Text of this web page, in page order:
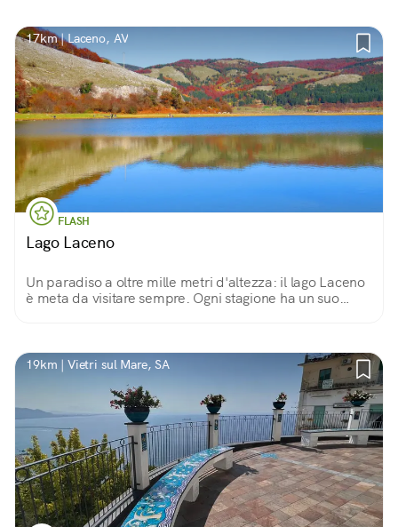
17km | Laceno, AV
FLASH
Lago Laceno
Un paradiso a oltre mille metri d'altezza: il lago Laceno
è meta da visitare sempre. Ogni stagione ha un suo
19km | Vietri sul Mare, SA